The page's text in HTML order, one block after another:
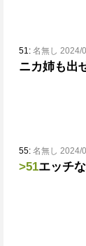
51: 名無し 2024/
ニカ姉も出
55: 名無し 2024/
>51エッチ